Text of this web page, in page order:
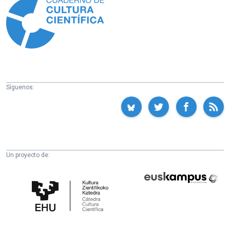
Síguenos:
Un proyecto de:
Cultura
Científica
Fundazioa